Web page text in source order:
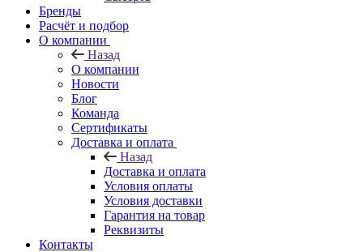
Бренды
Расчёт и подбор
О компании
Назад
О компании
Новости
Блог
Команда
Сертификаты
Доставка и оплата
Назад
Доставка и оплата
Условия оплаты
Условия доставки
Гарантия на товар
Реквизиты
Контакты